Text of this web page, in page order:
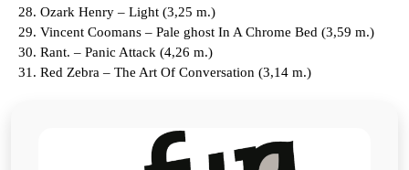
Ozark Henry – Light (3,25 m.)
Vincent Coomans – Pale ghost In A Chrome Bed (3,59 m.)
Rant. – Panic Attack (4,26 m.)
Red Zebra – The Art Of Conversation (3,14 m.)